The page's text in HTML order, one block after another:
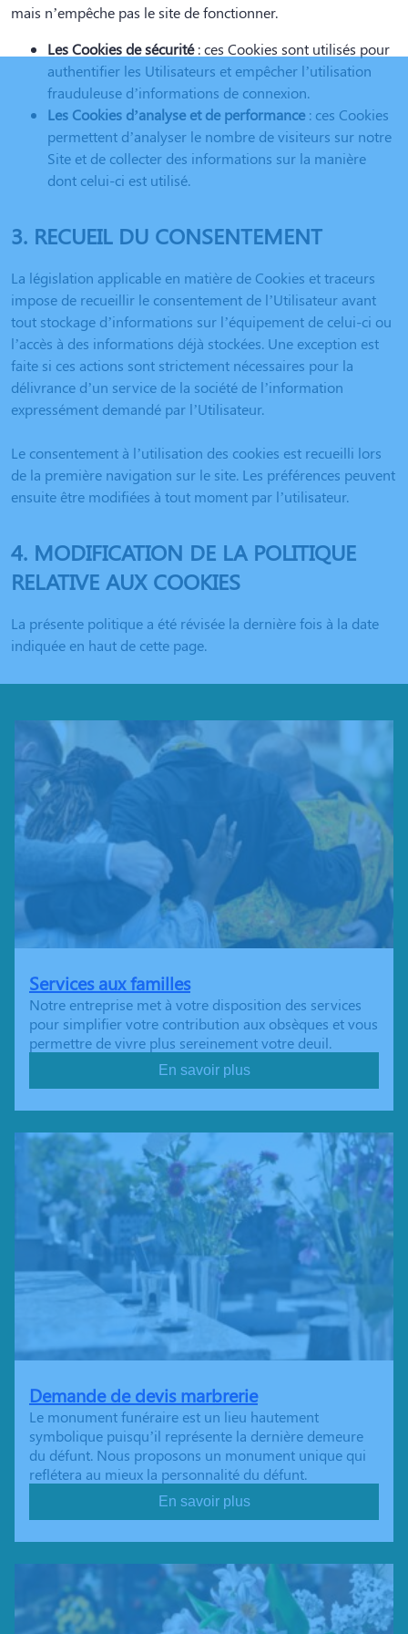
mais n’empêche pas le site de fonctionner.
Les Cookies de sécurité: ces Cookies sont utilisés pour
authentifier les Utilisateurs et empêcher l’utilisation
frauduleuse d’informations de connexion.
Les Cookies d’analyse et de performance: ces Cookies
permettent d’analyser le nombre de visiteurs sur notre
Site et de collecter des informations sur la manière
dont celui-ci est utilisé.
3. RECUEIL DU CONSENTEMENT
La législation applicable en matière de Cookies et traceurs
impose de recueillir le consentement de l’Utilisateur avant
tout stockage d’informations sur l’équipement de celui-ci ou
l’accès à des informations déjà stockées. Une exception est
faite si ces actions sont strictement nécessaires pour la
délivrance d’un service de la société de l’information
expressément demandé par l’Utilisateur.
Le consentement à l’utilisation des cookies est recueilli lors
de la première navigation sur le site. Les préférences peuvent
ensuite être modifiées à tout moment par l’utilisateur.
4. MODIFICATION DE LA POLITIQUE
RELATIVE AUX COOKIES
La présente politique a été révisée la dernière fois à la date
indiquée en haut de cette page.
Services aux familles
Notre entreprise met à votre disposition des services
pour simplifier votre contribution aux obsèques et vous
permettre de vivre plus sereinement votre deuil.
En savoir plus
Demande de devis marbrerie
Le monument funéraire est un lieu hautement
symbolique puisqu’il représente la dernière demeure
du défunt. Nous proposons un monument unique qui
reflétera au mieux la personnalité du défunt.
En savoir plus